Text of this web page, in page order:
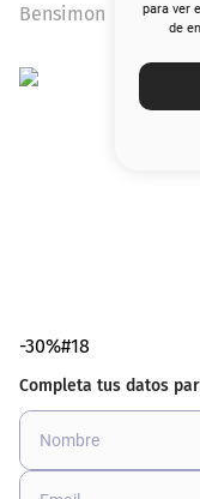
para ver
de
Bensimon
-30%#18